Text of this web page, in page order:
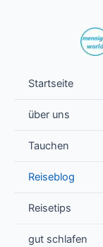
Startseite
über uns
Tauchen
Reiseblog
Reisetips
gut schlafen